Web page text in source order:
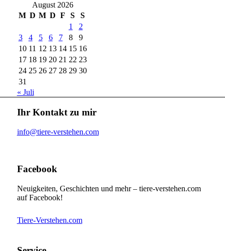
August 2026
M D M D F S
S
1
2
3
4 5 6 7 8
9
10 11 12 13 14 15 16
17 18 19 20 21 22 23
24 25 26 27 28 29 30
31
« Juli
Ihr Kontakt zu mir
info@tiere-verstehen.com
Facebook
Neuigkeiten, Geschichten und mehr – tiere-verstehen.com
auf Facebook!
Tiere-Verstehen.com